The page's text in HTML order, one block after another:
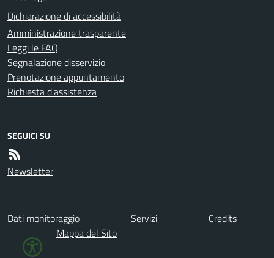
Dichiarazione di accessibilità
Amministrazione trasparente
Leggi le FAQ
Segnalazione disservizio
Prenotazione appuntamento
Richiesta d'assistenza
SEGUICI SU
Newsletter
Dati monitoraggio Servizi
Credits
Mappa del Sito